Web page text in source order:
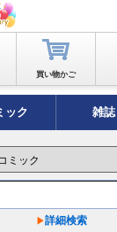
買い物かご
ック 雑誌
詳細検索